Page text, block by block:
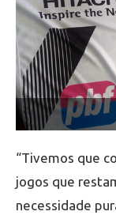
“Tivemos que
jogos que
necessidade